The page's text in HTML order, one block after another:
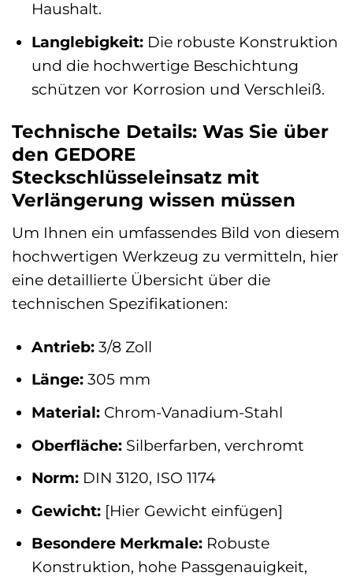
Haushalt.
Langlebigkeit:Die robuste Konstruktion
und die hochwertige Beschichtung
schützen vor Korrosion und Verschleiß.
Technische Details: Was Sie über
den GEDORE
Steckschlüsseleinsatz mit
Verlängerung wissen müssen
Um Ihnen ein umfassendes Bild von diesem
hochwertigen Werkzeug zu vermitteln, hier
eine detaillierte Übersicht über die
technischen Spezifikationen:
Antrieb:3/8 Zoll
Länge:305 mm
Material:Chrom-Vanadium-Stahl
Oberfläche:Silberfarben, verchromt
Norm:DIN 3120, ISO 1174
Gewicht:[Hier Gewicht einfügen]
Besondere Merkmale:Robuste
Konstruktion, hohe Passgenauigkeit,